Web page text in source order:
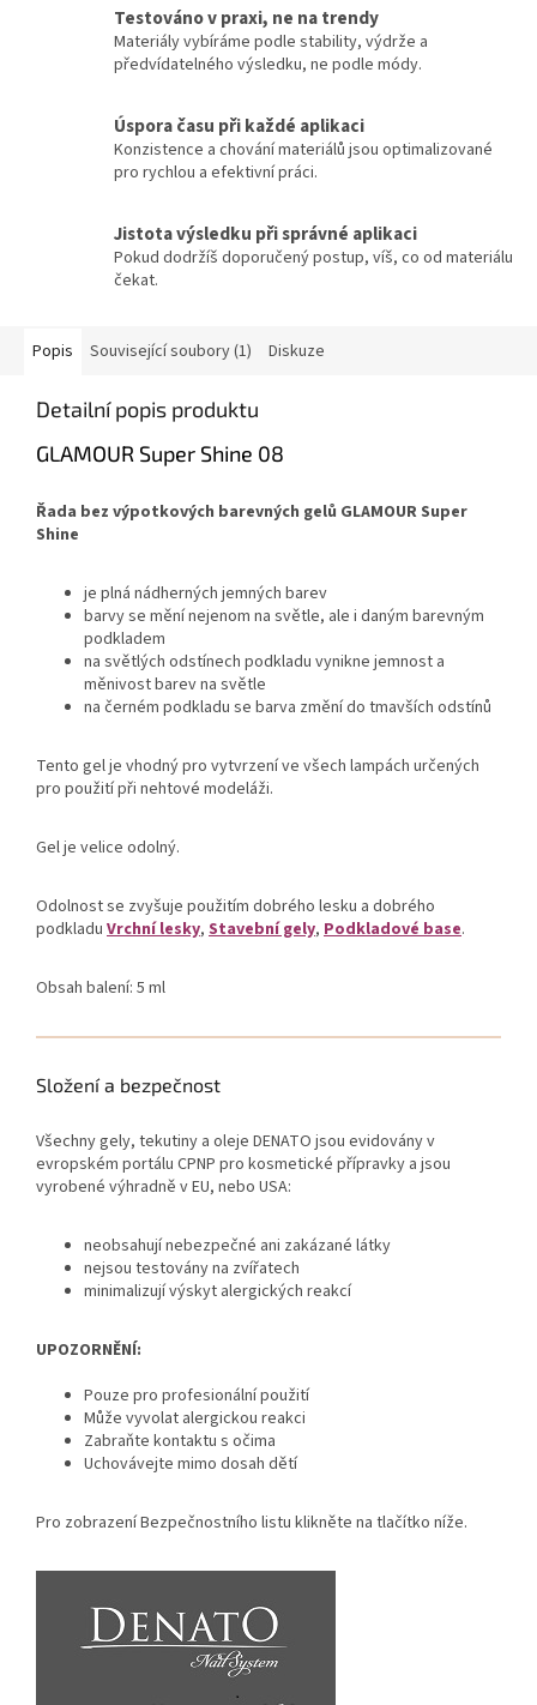
Testováno v praxi, ne na trendy
Materiály vybíráme podle stability, výdrže a
předvídatelného výsledku, ne podle módy.
Úspora času při každé aplikaci
Konzistence a chování materiálů jsou optimalizované
pro rychlou a efektivní práci.
Jistota výsledku při správné aplikaci
Pokud dodržíš doporučený postup, víš, co od materiálu
čekat.
Popis Související soubory (1) Diskuze
Detailní popis produktu
GLAMOUR Super Shine 08
Řada bez výpotkových barevných gelů GLAMOUR Super
Shine
je plná nádherných jemných barev
barvy se mění nejenom na světle, ale i daným barevným
podkladem
na světlých odstínech podkladu vynikne jemnost a
měnivost barev na světle
na černém podkladu se barva změní do tmavších odstínů
Tento gel je vhodný pro vytvrzení ve všech lampách určených
pro použití při nehtové modeláži.
Gel je velice odolný.
Odolnost se zvyšuje použitím dobrého lesku a dobrého
podkladu Vrchní lesky, Stavební gely, Podkladové base.
Obsah balení: 5 ml
Složení a bezpečnost
Všechny gely, tekutiny a oleje DENATO jsou evidovány v
evropském portálu CPNP pro kosmetické přípravky a jsou
vyrobené výhradně v EU, nebo USA:
neobsahují nebezpečné ani zakázané látky
nejsou testovány na zvířatech
minimalizují výskyt alergických reakcí
UPOZORNĚNÍ:
Pouze pro profesionální použití
Může vyvolat alergickou reakci
Zabraňte kontaktu s očima
Uchovávejte mimo dosah dětí
Pro zobrazení Bezpečnostního listu klikněte na tlačítko níže.